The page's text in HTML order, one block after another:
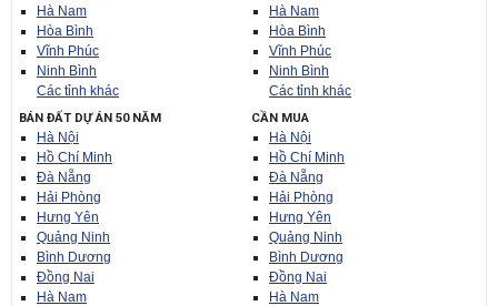
Hà Nam
Hòa Bình
Vĩnh Phúc
Ninh Bình
Các tỉnh khác
Hà Nam
Hòa Bình
Vĩnh Phúc
Ninh Bình
Các tỉnh khác
BÁN ĐẤT DỰ ÁN 50 NĂM
Hà Nội
Hồ Chí Minh
Đà Nẵng
Hải Phòng
Hưng Yên
Quảng Ninh
Bình Dương
Đồng Nai
Hà Nam
CẦN MUA
Hà Nội
Hồ Chí Minh
Đà Nẵng
Hải Phòng
Hưng Yên
Quảng Ninh
Bình Dương
Đồng Nai
Hà Nam